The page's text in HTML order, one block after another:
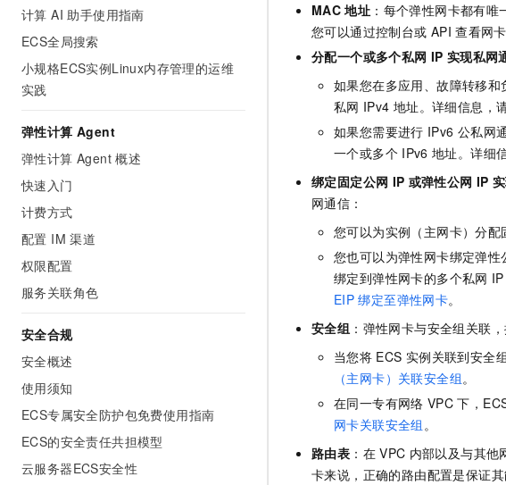
计算 AI 助手使用指南
ECS全局搜索
小规格ECS实例Linux内存管理的运维
实践
弹性计算 Agent
弹性计算 Agent 概述
快速入门
计费方式
配置 IM 渠道
权限配置
服务关联角色
安全合规
安全概述
使用须知
ECS专属安全防护包免费使用指南
ECS的安全责任共担模型
云服务器ECS安全性
MAC 地址 ：每个弹性网卡都有唯
您可以通过控制台或 API 查看网
分配一个或多个私网 IP 实现私网
如果您在多应用、故障转移
私网 IPv4 地址。详细信息，
如果您需要进行 IPv6 公私网
一个或多个 IPv6 地址。详细
绑定固定公网 IP 或弹性公网 IP
网通信：
您可以为实例（主网卡）分配
您也可以为弹性网卡绑定弹性
绑定到弹性网卡的多个私网 IP
EIP 绑定至弹性网卡。
安全组 ：弹性网卡与安全组关联
当您将 ECS 实例关联到安全
（主网卡）关联安全组。
在同一专有网络 VPC 下，
网卡关联安全组 。
路由表 ：在 VPC 内部以及与其他
卡来说，正确的路由配置是保证